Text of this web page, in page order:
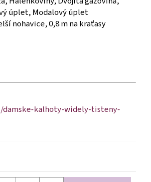
úplet, Modalový úplet
nohavice, 0,8 m na kraťasy
damske-kalhoty-widely-tisteny-